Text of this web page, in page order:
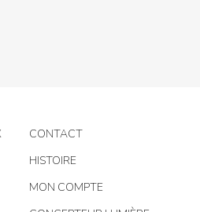
CONTACT
HISTOIRE
MON COMPTE